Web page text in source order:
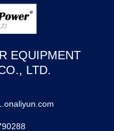
EQUIPMENT
LTD.